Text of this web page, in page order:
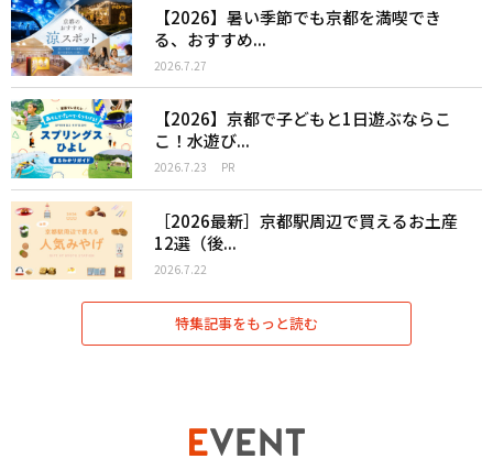
【2026】暑い季節でも京都を満喫でき
る、おすすめ...
2026.7.27
【2026】京都で子どもと1日遊ぶならこ
こ！水遊び...
2026.7.23 PR
［2026最新］京都駅周辺で買えるお土産
12選（後...
2026.7.22
特集記事をもっと読む